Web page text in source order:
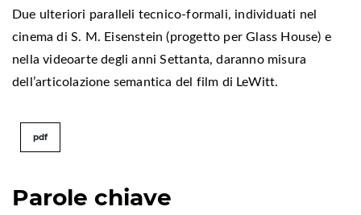
Parole chiave
Due ulteriori paralleli tecnico-formali, individuati nel
cinema di S. M. Eisenstein (progetto per Glass House) e
nella videoarte degli anni Settanta, daranno misura
dell’articolazione semantica del film di LeWitt.
pdf